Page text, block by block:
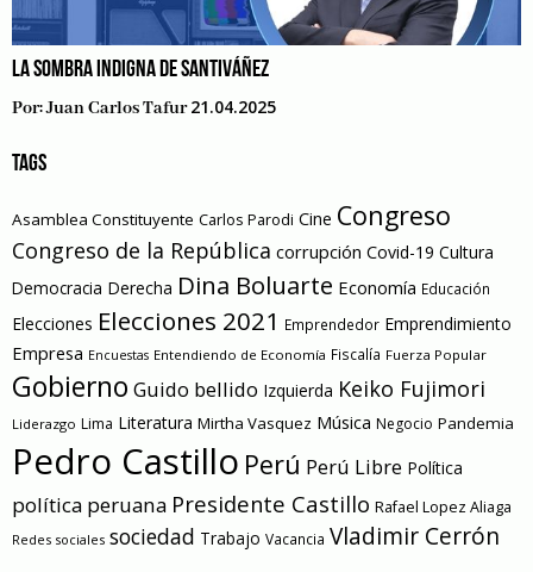
LA SOMBRA INDIGNA DE SANTIVÁÑEZ
Por:Juan Carlos Tafur 21.04.2025
TAGS
Asamblea Constituyente Carlos Parodi Cine Congreso
Congreso de la República corrupción Covid-19 Cultura
Democracia Derecha Dina Boluarte Economía Educación
Elecciones Elecciones 2021 Emprendedor Emprendimiento
Empresa Encuestas Entendiendo de Economía Fiscalía Fuerza Popular
Gobierno Guido bellido Izquierda Keiko Fujimori
Liderazgo Lima Literatura Mirtha Vasquez Música Negocio Pandemia
Pedro Castillo Perú Perú Libre Política
política peruana Presidente Castillo Rafael Lopez Aliaga
Redes sociales sociedad Trabajo Vacancia Vladimir Cerrón